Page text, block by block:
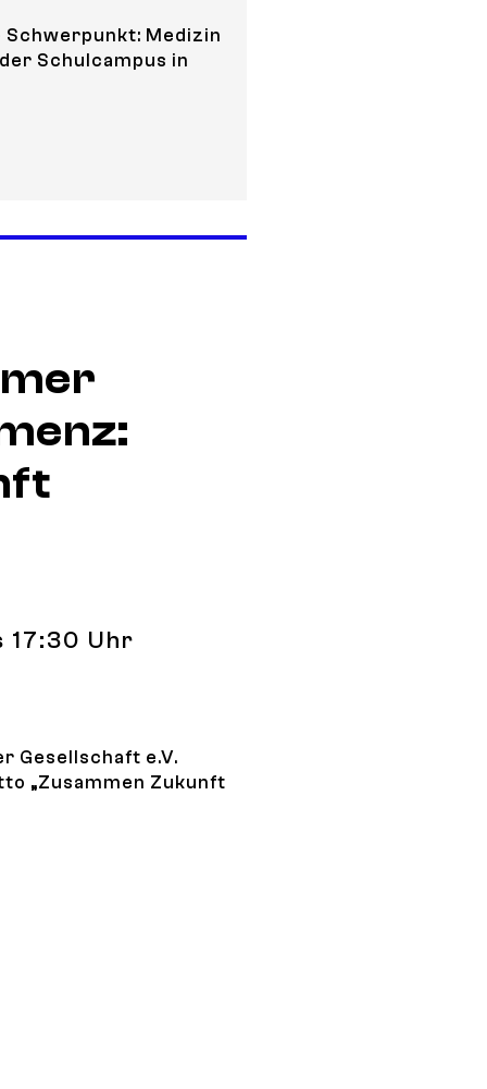
Schwerpunkt: Medizin
Schulcampus in
17:30 Uhr
Gesellschaft e.V.
„Zusammen Zukunft